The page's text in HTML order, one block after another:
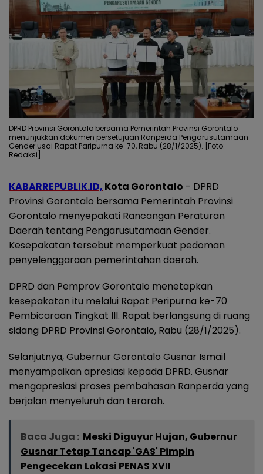
DPRD Provinsi Gorontalo bersama Pemerintah Provinsi Gorontalo
menunjukkan dokumen persetujuan Ranperda Pengarusutamaan
Gender usai Rapat Paripurna ke-70, Rabu (28/1/2025). [Foto:
Redaksi].
KABARREPUBLIK.ID, Kota Gorontalo – DPRD
Provinsi Gorontalo bersama Pemerintah Provinsi
Gorontalo menyepakati Rancangan Peraturan
Daerah tentang Pengarusutamaan Gender.
Kesepakatan tersebut memperkuat pedoman
penyelenggaraan pemerintahan daerah.
DPRD dan Pemprov Gorontalo menetapkan
kesepakatan itu melalui Rapat Peripurna ke-70
Pembicaraan Tingkat III. Rapat berlangsung di ruang
sidang DPRD Provinsi Gorontalo, Rabu (28/1/2025).
Selanjutnya, Gubernur Gorontalo Gusnar Ismail
menyampaikan apresiasi kepada DPRD. Gusnar
mengapresiasi proses pembahasan Ranperda yang
berjalan menyeluruh dan terarah.
Baca Juga : Meski Diguyur Hujan, Gubernur
Gusnar Tetap Tancap 'GAS' Pimpin
Pengecekan Lokasi PENAS XVII